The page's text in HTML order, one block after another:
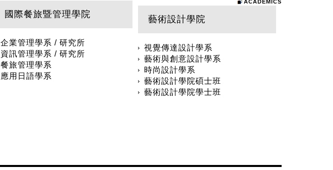
ACADEMICS
國際餐旅暨管理學院
企業管理學系 / 研究所
資訊管理學系 / 研究所
餐旅管理學系
應用日語學系
藝術設計學院
視覺傳達設計學系
藝術與創意設計學系
時尚設計學系
藝術設計學院碩士班
藝術設計學院學士班